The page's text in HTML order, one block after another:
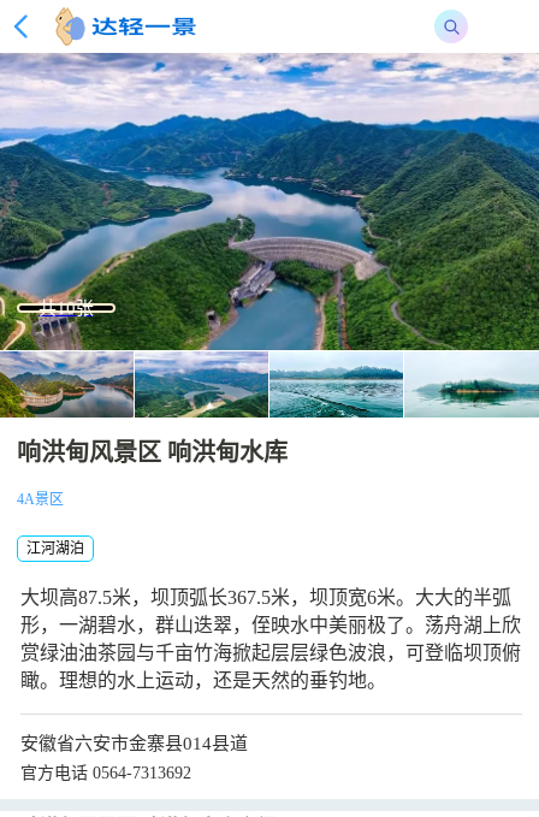
共10张
响洪甸风景区 响洪甸水库
4A景区
江河湖泊
大坝高87.5米，坝顶弧长367.5米，坝顶宽6米。大大的半弧
形，一湖碧水，群山迭翠，侄映水中美丽极了。荡舟湖上欣
赏绿油油茶园与千亩竹海掀起层层绿色波浪，可登临坝顶俯
瞰。理想的水上运动，还是天然的垂钓地。
安徽省六安市金寨县014县道
官方电话 0564-7313692